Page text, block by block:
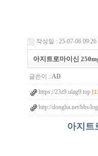
작성일 : 25-07-06 09:26
아지트로마이신
글쓴이 : AD
https://23z9.ulag9.top
http://dongha.net/bbs/
아지트